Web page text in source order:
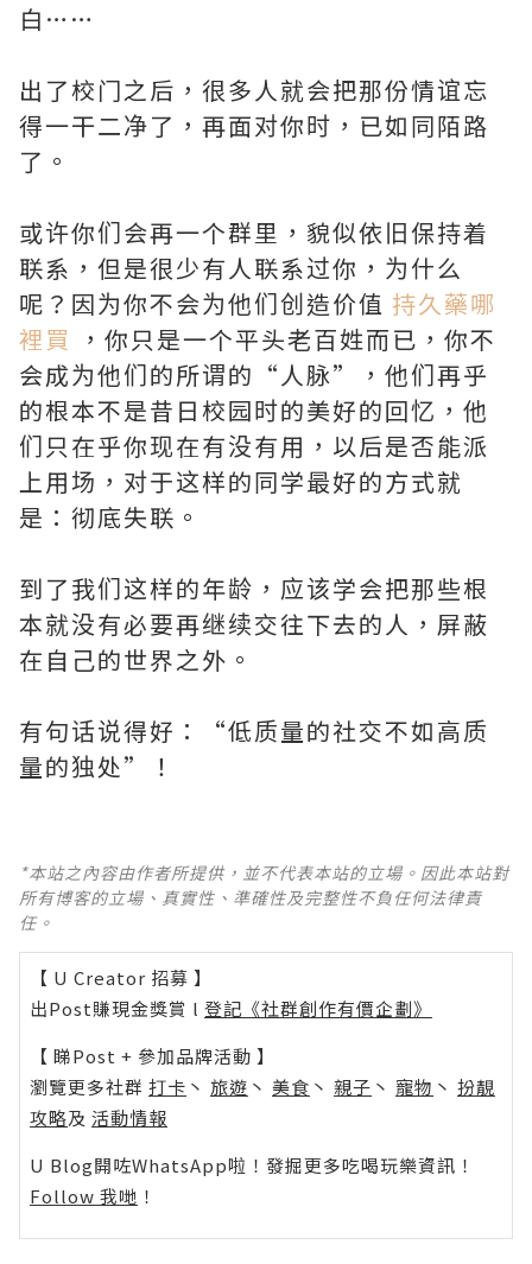
白……
出了校门之后，很多人就会把那份情谊忘
得一干二净了，再面对你时，已如同陌路
了。
或许你们会再一个群里，貌似依旧保持着
联系，但是很少有人联系过你，为什么
呢？因为你不会为他们创造价值 持久藥哪
裡買
，你只是一个平头老百姓而已，你不
会成为他们的所谓的“人脉”，他们再乎
的根本不是昔日校园时的美好的回忆，他
们只在乎你现在有没有用，以后是否能派
上用场，对于这样的同学最好的方式就
是：彻底失联。
到了我们这样的年龄，应该学会把那些根
本就没有必要再继续交往下去的人，屏蔽
在自己的世界之外。
有句话说得好：“低质量的社交不如高质
量的独处”！
*本站之內容由作者所提供，並不代表本站的立場。因此本站對
所有博客的立場、真實性、準確性及完整性不負任何法律責
任。
【 U Creator 招募 】
出Post賺現金獎賞 l 登記《社群創作有價企劃》
【 睇Post + 參加品牌活動 】
瀏覽更多社群 打卡 丶 旅遊 丶 美食 丶 親子 丶 寵物 丶 扮靚
攻略及 活動情報
U Blog開咗WhatsApp啦！發掘更多吃喝玩樂資訊！
Follow 我哋 ！